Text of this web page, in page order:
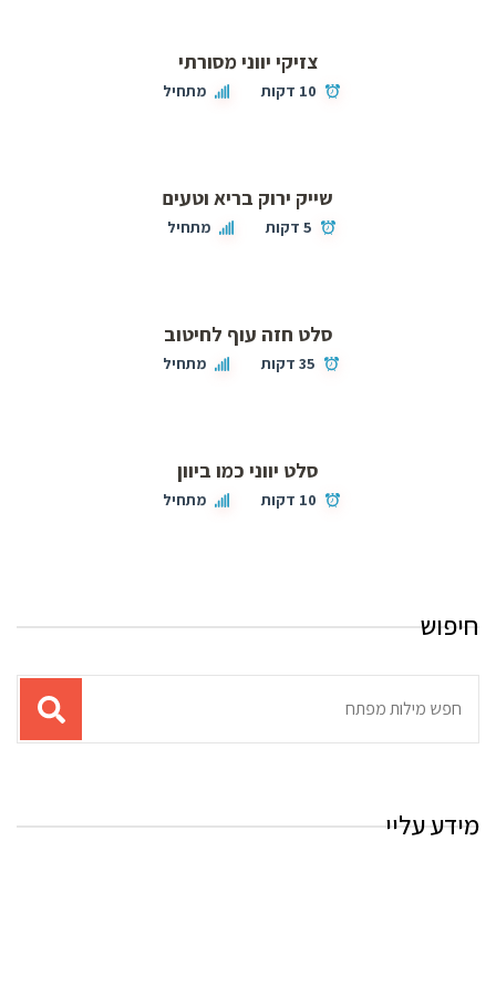
צזיקי יווני מסורתי
10 דקות מתחיל
שייק ירוק בריא וטעים
5 דקות מתחיל
סלט חזה עוף לחיטוב
35 דקות מתחיל
סלט יווני כמו ביוון
10 דקות מתחיל
חיפוש
מידע עליי